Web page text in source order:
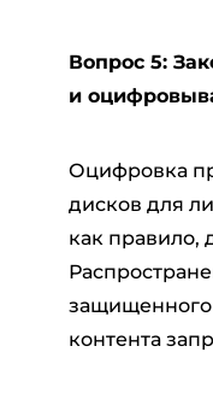
Вопрос 5:
и
Оцифровка
дисков для
как правило,
контента